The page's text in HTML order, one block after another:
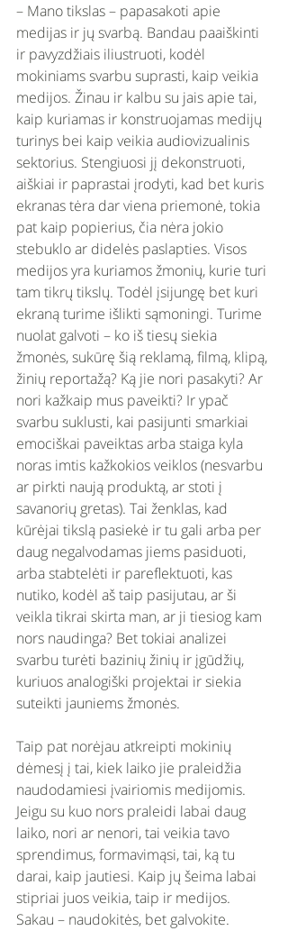
– Mano tikslas – papasakoti apie
medijas ir jų svarbą. Bandau paaiškinti
ir pavyzdžiais iliustruoti, kodėl
mokiniams svarbu suprasti, kaip veikia
medijos. Žinau ir kalbu su jais apie tai,
kaip kuriamas ir konstruojamas medijų
turinys bei kaip veikia audiovizualinis
sektorius. Stengiuosi jį dekonstruoti,
aiškiai ir paprastai įrodyti, kad bet kuris
ekranas tėra dar viena priemonė, tokia
pat kaip popierius, čia nėra jokio
stebuklo ar didelės paslapties. Visos
medijos yra kuriamos žmonių, kurie turi
tam tikrų tikslų. Todėl įsijungę bet kuri
ekraną turime išlikti sąmoningi. Turime
nuolat galvoti – ko iš tiesų siekia
žmonės, sukūrę šią reklamą, filmą, klipą,
žinių reportažą? Ką jie nori pasakyti? Ar
nori kažkaip mus paveikti? Ir ypač
svarbu suklusti, kai pasijunti smarkiai
emociškai paveiktas arba staiga kyla
noras imtis kažkokios veiklos (nesvarbu
ar pirkti naują produktą, ar stoti į
savanorių gretas). Tai ženklas, kad
kūrėjai tikslą pasiekė ir tu gali arba per
daug negalvodamas jiems pasiduoti,
arba stabtelėti ir pareflektuoti, kas
nutiko, kodėl aš taip pasijutau, ar ši
veikla tikrai skirta man, ar ji tiesiog kam
nors naudinga? Bet tokiai analizei
svarbu turėti bazinių žinių ir įgūdžių,
kuriuos analogiški projektai ir siekia
suteikti jauniems žmonės.
Taip pat norėjau atkreipti mokinių
dėmesį į tai, kiek laiko jie praleidžia
naudodamiesi įvairiomis medijomis.
Jeigu su kuo nors praleidi labai daug
laiko, nori ar nenori, tai veikia tavo
sprendimus, formavimąsi, tai, ką tu
darai, kaip jautiesi. Kaip jų šeima labai
stipriai juos veikia, taip ir medijos.
Sakau – naudokitės, bet galvokite.